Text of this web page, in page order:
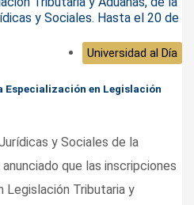
Universidad al Día
en Legislación
y Sociales de la
que las inscripciones
Legislación Tributaria y